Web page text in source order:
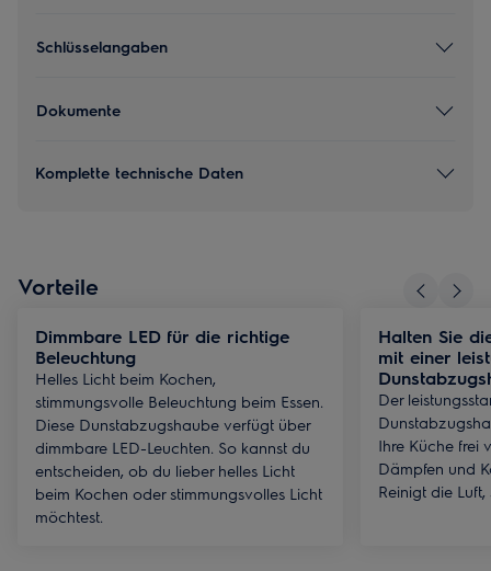
Schlüsselangaben
Dokumente
Komplette technische Daten
Vorteile
Dimmbare LED für die richtige
Beleuchtung
Helles Licht beim Kochen,
stimmungsvolle Beleuchtung beim Essen.
Diese Dunstabzugshaube verfügt über
dimmbare LED-Leuchten. So kannst du
entscheiden, ob du lieber helles Licht
beim Kochen oder stimmungsvolles Licht
möchtest.
Halten Sie
mit einer
Der
Ihre Küche frei
Dämpfen und
Reinigt die